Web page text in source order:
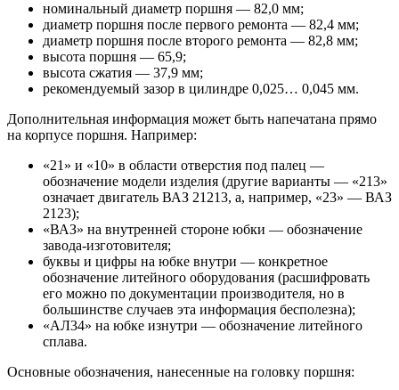
номинальный диаметр поршня — 82,0 мм;
диаметр поршня после первого ремонта — 82,4 мм;
диаметр поршня после второго ремонта — 82,8 мм;
высота поршня — 65,9;
высота сжатия — 37,9 мм;
рекомендуемый зазор в цилиндре 0,025… 0,045 мм.
Дополнительная информация может быть напечатана прямо
на корпусе поршня. Например:
«21» и «10» в области отверстия под палец —
обозначение модели изделия (другие варианты — «213»
означает двигатель ВАЗ 21213, а, например, «23» — ВАЗ
2123);
«ВАЗ» на внутренней стороне юбки — обозначение
завода-изготовителя;
буквы и цифры на юбке внутри — конкретное
обозначение литейного оборудования (расшифровать
его можно по документации производителя, но в
большинстве случаев эта информация бесполезна);
«АЛ34» на юбке изнутри — обозначение литейного
сплава.
Основные обозначения, нанесенные на головку поршня: